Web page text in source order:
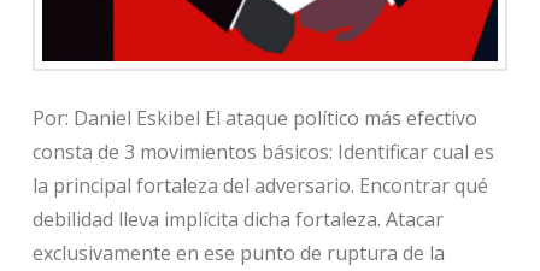
Por: Daniel Eskibel El ataque político más efectivo
consta de 3 movimientos básicos: Identificar cual es
la principal fortaleza del adversario. Encontrar qué
debilidad lleva implícita dicha fortaleza. Atacar
exclusivamente en ese punto de ruptura de la